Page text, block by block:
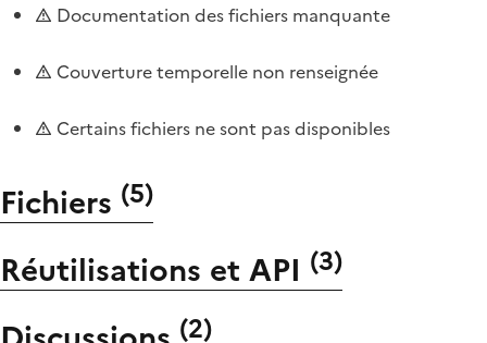
Documentation des fichiers manquante
Couverture temporelle non renseignée
Certains fichiers ne sont pas disponibles
Fichiers (5)
Réutilisations et API (3)
(2)